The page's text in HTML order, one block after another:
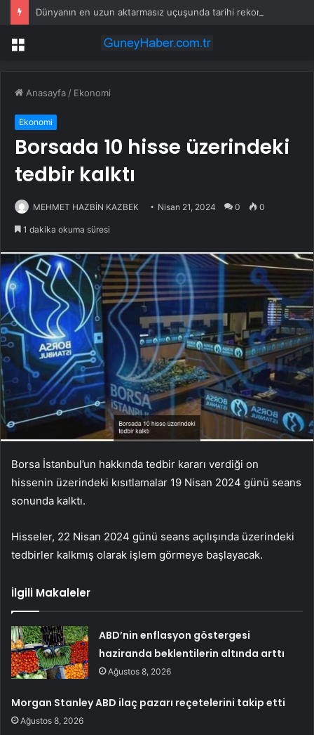
Menü
Anasayfa / Ekonomi
Ekonomi
Borsada 10 hisse üzerindeki
tedbir kalktı
MEHMET HAZBİN KAZBEK Nisan 21, 2024 0 0
1 dakika okuma süresi
Borsa İstanbul’un hakkında tedbir kararı verdiği on
hissenin üzerindeki kısıtlamalar 19 Nisan 2024 günü seans
sonunda kalktı.
Hisseler, 22 Nisan 2024 günü seans açılışında üzerindeki
tedbirler kalkmış olarak işlem görmeye başlayacak.
İlgili Makaleler
ABD’nin enflasyon göstergesi
haziranda beklentilerin altında arttı
Ağustos 8, 2026
Morgan Stanley ABD ilaç pazarı reçetelerini takip etti
Ağustos 8, 2026